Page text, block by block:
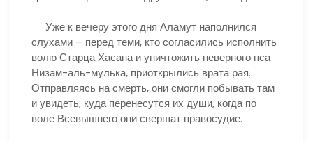
Уже к вечеру этого дня Аламут наполнился
слухами – перед теми, кто согласились исполнить
волю Старца Хасана и уничтожить неверного пса
Низам-аль-мулька, приоткрылись врата рая…
Отправляясь на смерть, они смогли побывать там
и увидеть, куда перенесутся их души, когда по
воле Всевышнего они свершат правосудие.